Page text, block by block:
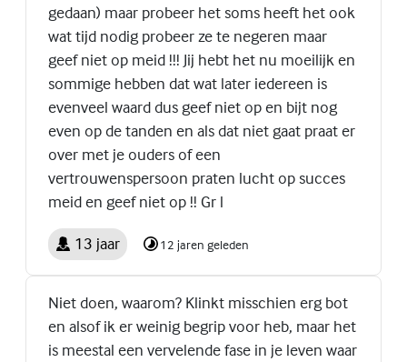
gedaan) maar probeer het soms heeft het ook
wat tijd nodig probeer ze te negeren maar
geef niet op meid !!! Jij hebt het nu moeilijk en
sommige hebben dat wat later iedereen is
evenveel waard dus geef niet op en bijt nog
even op de tanden en als dat niet gaat praat er
over met je ouders of een
vertrouwenspersoon praten lucht op succes
meid en geef niet op !! Gr l
13 jaar 12 jaren geleden
Niet doen, waarom? Klinkt misschien erg bot
en alsof ik er weinig begrip voor heb, maar het
is meestal een vervelende fase in je leven waar